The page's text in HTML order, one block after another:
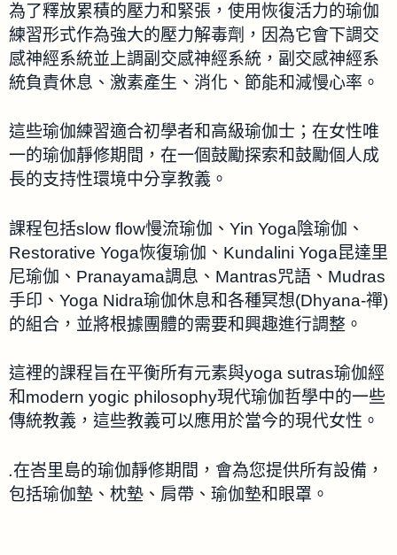
為了釋放累積的壓力和緊張，使用恢復活力的瑜伽
練習形式作為強大的壓力解毒劑，因為它會下調交
感神經系統並上調副交感神經系統，副交感神經系
統負責休息、激素產生、消化、節能和減慢心率。
這些瑜伽練習適合初學者和高級瑜伽士；在女性唯
一的瑜伽靜修期間，在一個鼓勵探索和鼓勵個人成
長的支持性環境中分享教義。
課程包括slow flow慢流瑜伽、Yin Yoga陰瑜伽、
Restorative Yoga恢復瑜伽、Kundalini Yoga昆達里
尼瑜伽、Pranayama調息、Mantras咒語、Mudras
手印、Yoga Nidra瑜伽休息和各種冥想(Dhyana-禪)
的組合，並將根據團體的需要和興趣進行調整。
這裡的課程旨在平衡所有元素與yoga sutras瑜伽經
和modern yogic philosophy現代瑜伽哲學中的一些
傳統教義，這些教義可以應用於當今的現代女性。
.在峇里島的瑜伽靜修期間，會為您提供所有設備，
包括瑜伽墊、枕墊、肩帶、瑜伽墊和眼罩。